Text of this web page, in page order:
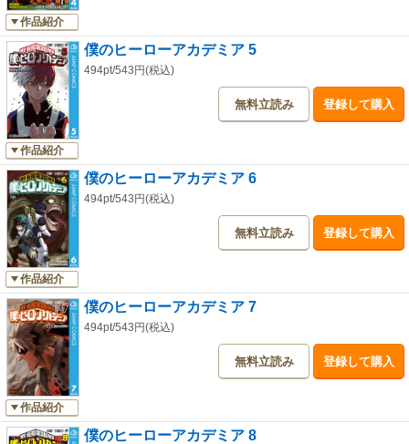
作品紹介
作品紹介
僕のヒーローアカデミア 5
494pt/543円(税込)
無料立読み 登録して購入
作品紹介
僕のヒーローアカデミア 6
494pt/543円(税込)
無料立読み 登録して購入
作品紹介
僕のヒーローアカデミア 7
494pt/543円(税込)
無料立読み 登録して購入
僕のヒーローアカデミア 8